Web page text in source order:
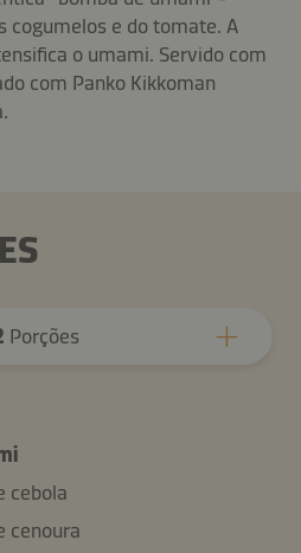
cogumelos e do tomate. A
o umami. Servido com
com Panko Kikkoman
Porções
cebola
cenoura